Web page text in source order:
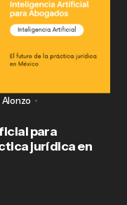
Alonzo
para
jurídica en